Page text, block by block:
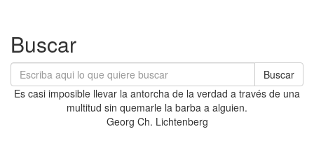
Buscar
Buscar
Es casi imposible llevar la antorcha de la verdad a través de una
multitud sin quemarle la barba a alguien.
Georg Ch. Lichtenberg